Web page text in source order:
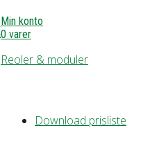
Min konto
0 varer
Reoler & moduler
Download prisliste